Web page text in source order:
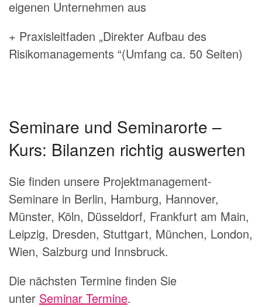
eigenen Unternehmen aus
+ Praxisleitfaden „Direkter Aufbau des
Risikomanagements “(Umfang ca. 50 Seiten)
Seminare und Seminarorte –
Kurs: Bilanzen richtig auswerten
Sie finden unsere Projektmanagement-
Seminare in Berlin, Hamburg, Hannover,
Münster, Köln, Düsseldorf, Frankfurt am Main,
Leipzig, Dresden, Stuttgart, München, London,
Wien, Salzburg und Innsbruck.
Die nächsten Termine finden Sie
unter Seminar Termine.